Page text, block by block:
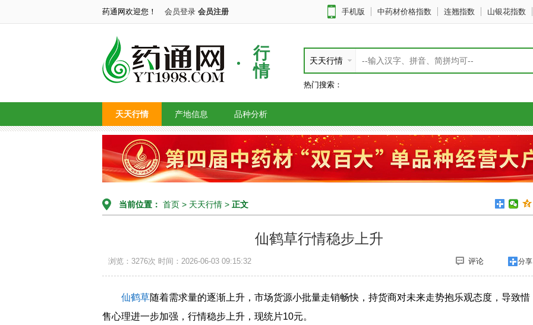
药通网欢迎您！ 会员登录 会员注册 手机版 中药材价格指数 连翘指数 山银花指数
行
情
天天行情
热门搜索：
天天行情 产地信息 品种分析
当前位置： 首页 > 天天行情 > 正文
仙鹤草行情稳步上升
浏览：3276次 时间：2026-06-03 09:15:32 评论 分享
仙鹤草随着需求量的逐渐上升，市场货源小批量走销畅快，持货商对未来走势抱乐观态度，导致惜
售心理进一步加强，行情稳步上升，现统片10元。